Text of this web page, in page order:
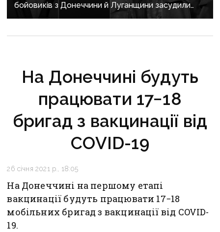
бойовиків з Донеччини й Луганщини засудили
до 15 років тюрми
На Донеччині будуть
працювати 17−18
бригад з вакцинації від
COVID-19
26 січня 2021 р., 18:05
На Донеччині на першому етапі
вакцинації будуть працювати 17−18
мобільних бригад з вакцинації від COVID-
19.